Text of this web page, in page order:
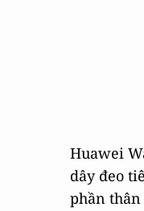
Huawei
dây đeo
phần